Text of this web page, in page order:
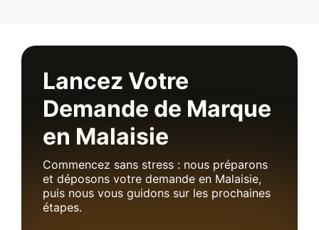
Lancez Votre
Demande de Marque
en Malaisie
Commencez sans stress : nous préparons
et déposons votre demande en Malaisie,
puis nous vous guidons sur les prochaines
étapes.